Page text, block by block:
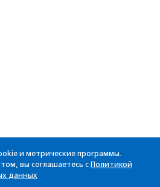
и метрические программы.
вы соглашаетесь с Политикой
данных